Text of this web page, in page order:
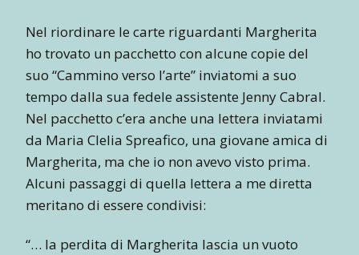
Nel riordinare le carte riguardanti Margherita
ho trovato un pacchetto con alcune copie del
suo “Cammino verso l’arte” inviatomi a suo
tempo dalla sua fedele assistente Jenny Cabral.
Nel pacchetto c’era anche una lettera inviatami
da Maria Clelia Spreafico, una giovane amica di
Margherita, ma che io non avevo visto prima.
Alcuni passaggi di quella lettera a me diretta
meritano di essere condivisi:
“… la perdita di Margherita lascia un vuoto